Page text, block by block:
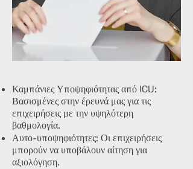
Καμπάνιες Υποψηφιότητας από ICU:
Βασισμένες στην έρευνά μας για τις
επιχειρήσεις με την υψηλότερη
βαθμολογία.
Αυτο-υποψηφιότητες: Οι επιχειρήσεις
μπορούν να υποβάλουν αίτηση για
αξιολόγηση.